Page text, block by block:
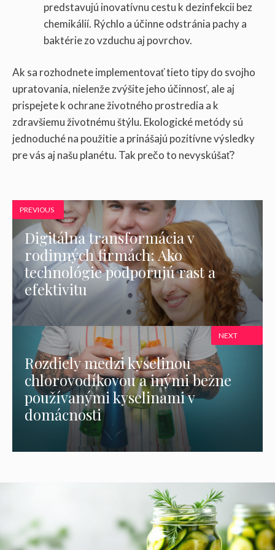
predstavujú inovatívnu cestu k dezinfekcii bez
chemikálií. Rýchlo a účinne odstránia pachy a
baktérie zo vzduchu aj povrchov.
Ak sa rozhodnete implementovať tieto tipy do svojho
upratovania, nielenže zvýšite jeho účinnosť, ale aj
prispejete k ochrane životného prostredia a k
zdravšiemu životnému štýlu. Ekologické metódy sú
jednoduché na použitie a prinášajú pozitívne výsledky
pre vás aj našu planétu. Tak prečo to nevyskúšať?
PREVIOUS
Digitálna transformácia v
rodinných firmách: Ako
technológie podporujú rast a
efektivitu
Rozdiely medzi kyselinou
chlorovodíkovou a inými bežne
používanými kyselinami v
domácnosti
NEXT